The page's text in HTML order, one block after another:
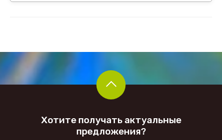
Хотите получать актуальные
предложения?